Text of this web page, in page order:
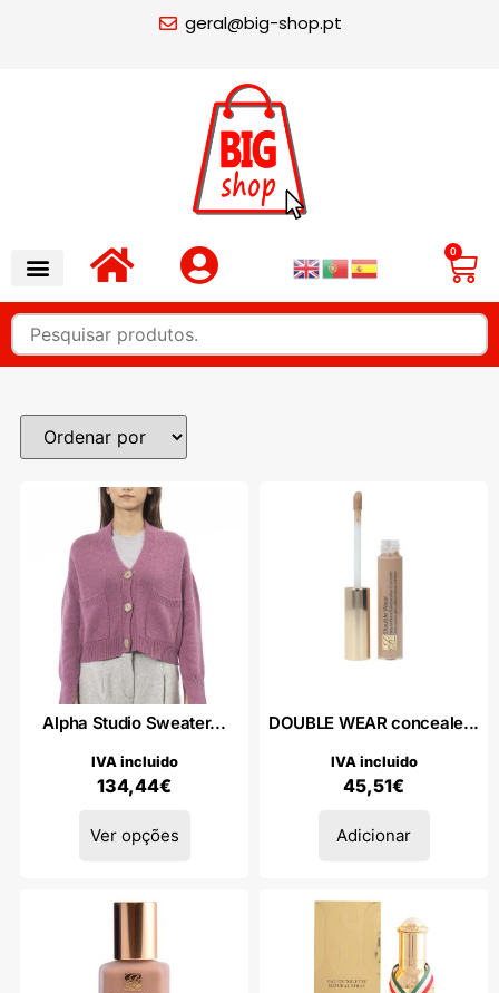
geral@big-shop.pt
0
Alpha Studio Sweater...
134,44€
IVA incluido
Ver opções
DOUBLE WEAR conceale...
45,51€
IVA incluido
Adicionar